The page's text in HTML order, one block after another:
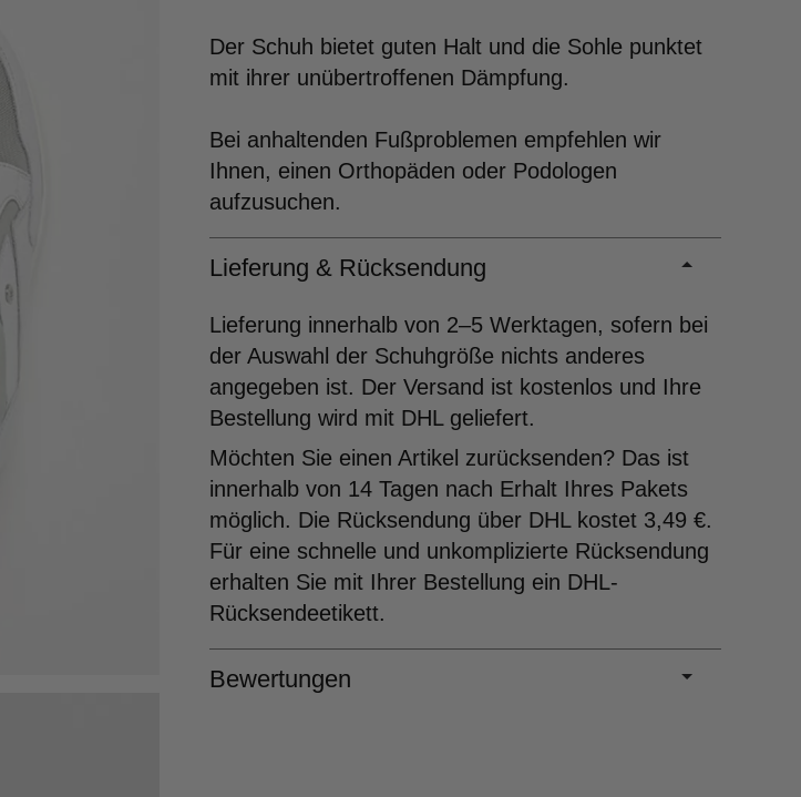
Der Schuh bietet guten Halt und die Sohle punktet
mit ihrer unübertroffenen Dämpfung.
Bei anhaltenden Fußproblemen empfehlen wir
Ihnen, einen Orthopäden oder Podologen
aufzusuchen.
Lieferung & Rücksendung
Lieferung innerhalb von 2–5 Werktagen, sofern bei
der Auswahl der Schuhgröße nichts anderes
angegeben ist. Der Versand ist kostenlos und Ihre
Bestellung wird mit DHL geliefert.
Möchten Sie einen Artikel zurücksenden? Das ist
innerhalb von 14 Tagen nach Erhalt Ihres Pakets
möglich. Die Rücksendung über DHL kostet 3,49 €.
Für eine schnelle und unkomplizierte Rücksendung
erhalten Sie mit Ihrer Bestellung ein DHL-
Rücksendeetikett.
Bewertungen